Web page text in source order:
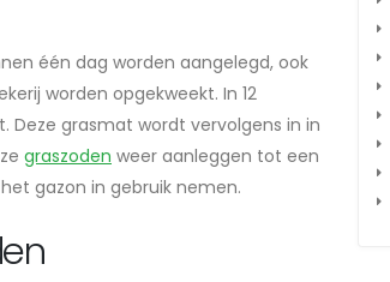
één dag worden aangelegd, ook
worden opgekweekt. In 12
grasmat wordt vervolgens in in
graszoden weer aanleggen tot een
gazon in gebruik nemen.